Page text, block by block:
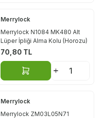
Merrylock
Merrylock N1084 MK480 Alt
Lüper İpliği Alma Kolu (Horozu)
70,80 TL
Sepete Ekle
Merrylock
Merrylock ZM03L05N71